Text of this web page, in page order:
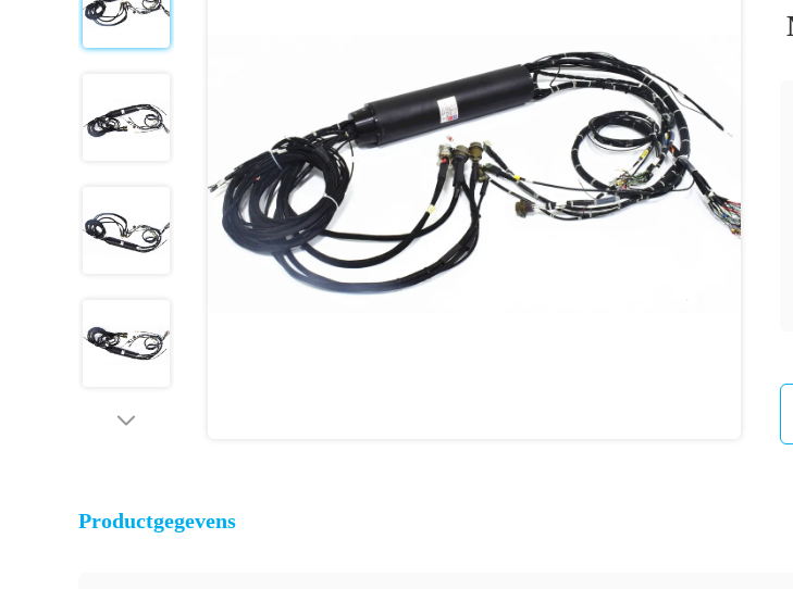
Productgegevens